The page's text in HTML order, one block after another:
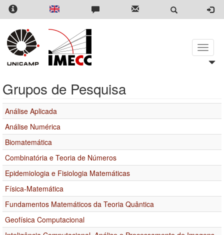
Pular
para
conteúdo
principal
Toggle
Grupos de Pesquisa
Análise Aplicada
Análise Numérica
Biomatemática
Combinatória e Teoria de Números
Epidemiologia e Fisiologia Matemáticas
Física-Matemática
Fundamentos Matemáticos da Teoria Quântica
Geofísica Computacional